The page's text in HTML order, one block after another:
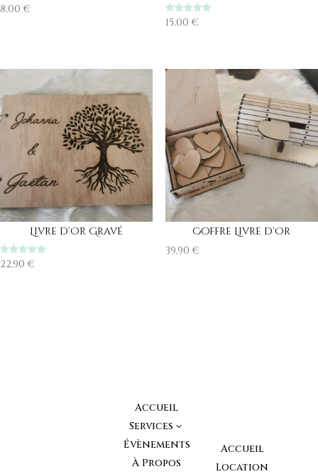
8,00€
Note
5.00
15,00€
Livre d’Or Gravé
Note
5.00
22,90€
Coffre Livre d’Or
39,90€
Accueil
Services 3
Évènements
À Propos
Accueil
Location